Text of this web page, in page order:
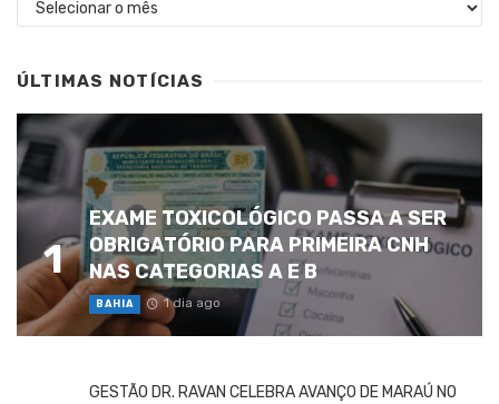
ÚLTIMAS NOTÍCIAS
1
EXAME TOXICOLÓGICO PASSA A SER
OBRIGATÓRIO PARA PRIMEIRA CNH
NAS CATEGORIAS A E B
BAHIA 1 dia ago
GESTÃO DR. RAVAN CELEBRA AVANÇO DE MARAÚ NO